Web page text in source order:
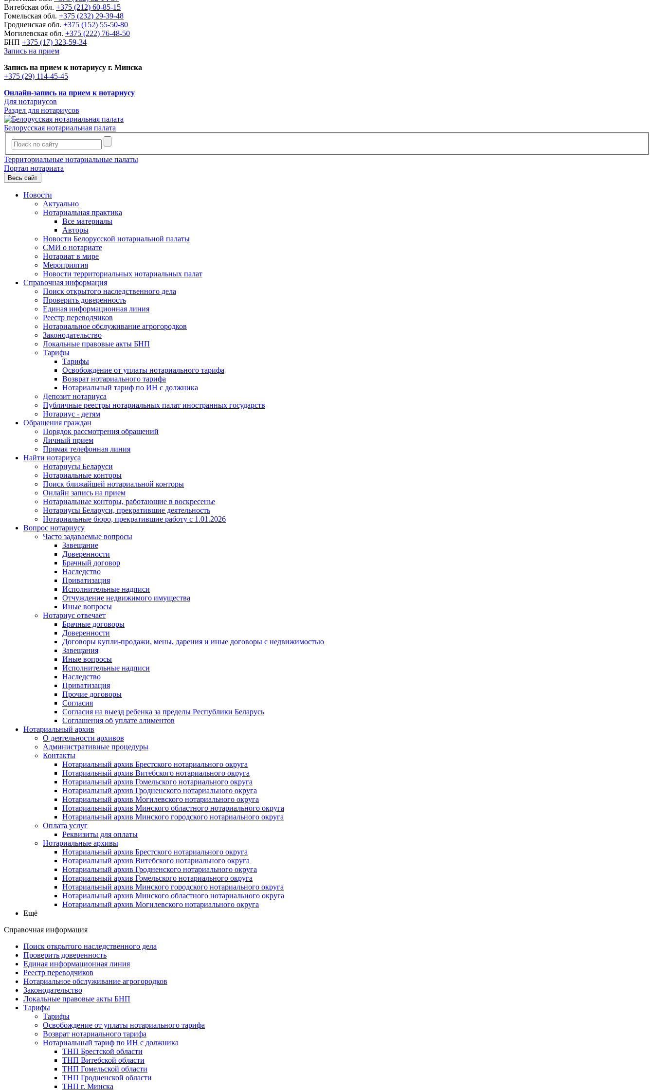
Витебская обл. +375 (212) 60-85-15
Гомельская обл. +375 (232) 29-39-48
Гродненская обл. +375 (152) 55-50-80
Могилевская обл. +375 (222) 76-48-50
БНП +375 (17) 323-59-34
Запись на прием
Запись на прием к нотариусу г. Минска
+375 (29) 114-45-45
Онлайн-запись на прием к нотариусу
Для нотариусов
Раздел для нотариусов
Белорусская нотариальная палата
Территориальные нотариальные палаты
Портал нотариата
Весь сайт
Новости
Актуально
Нотариальная практика
Все материалы
Авторы
Новости Белорусской нотариальной палаты
СМИ о нотариате
Нотариат в мире
Мероприятия
Новости территориальных нотариальных палат
Справочная информация
Поиск открытого наследственного дела
Проверить доверенность
Единая информационная линия
Реестр переводчиков
Нотариальное обслуживание агрогородков
Законодательство
Локальные правовые акты БНП
Тарифы
Тарифы
Освобождение от уплаты нотариального тарифа
Возврат нотариального тарифа
Нотариальный тариф по ИН с должника
Депозит нотариуса
Публичные реестры нотариальных палат иностранных государств
Нотариус - детям
Обращения граждан
Порядок рассмотрения обращений
Личный прием
Прямая телефонная линия
Найти нотариуса
Нотариусы Беларуси
Нотариальные конторы
Поиск ближайшей нотариальной конторы
Онлайн запись на прием
Нотариальные конторы, работающие в воскресенье
Нотариусы Беларуси, прекратившие деятельность
Нотариальные бюро, прекратившие работу с 1.01.2026
Вопрос нотариусу
Часто задаваемые вопросы
Завещание
Доверенности
Брачный договор
Наследство
Приватизация
Исполнительные надписи
Отчуждение недвижимого имущества
Иные вопросы
Нотариус отвечает
Брачные договоры
Доверенности
Договоры купли-продажи, мены, дарения и иные договоры с недвижимостью
Завещания
Иные вопросы
Исполнительные надписи
Наследство
Приватизация
Прочие договоры
Согласия
Согласия на выезд ребенка за пределы Республики Беларусь
Соглашения об уплате алиментов
Нотариальный архив
О деятельности архивов
Административные процедуры
Контакты
Нотариальный архив Брестского нотариального округа
Нотариальный архив Витебского нотариального округа
Нотариальный архив Гомельского нотариального округа
Нотариальный архив Гродненского нотариального округа
Нотариальный архив Могилевского нотариального округа
Нотариальный архив Минского областного нотариального округа
Нотариальный архив Минского городского нотариального округа
Оплата услуг
Реквизиты для оплаты
Нотариальные архивы
Нотариальный архив Брестского нотариального округа
Нотариальный архив Витебского нотариального округа
Нотариальный архив Гродненского нотариального округа
Нотариальный архив Гомельского нотариального округа
Нотариальный архив Минского городского нотариального округа
Нотариальный архив Минского областного нотариального округа
Нотариальный архив Могилевского нотариального округа
Ещё
Справочная информация
Поиск открытого наследственного дела
Проверить доверенность
Единая информационная линия
Реестр переводчиков
Нотариальное обслуживание агрогородков
Законодательство
Локальные правовые акты БНП
Тарифы
Тарифы
Освобождение от уплаты нотариального тарифа
Возврат нотариального тарифа
Нотариальный тариф по ИН с должника
ТНП Брестской области
ТНП Витебской области
ТНП Гомельской области
ТНП Гродненской области
ТНП г. Минска